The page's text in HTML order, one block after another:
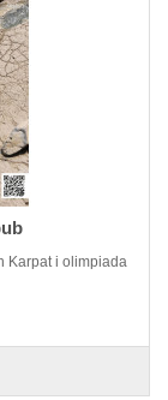
Karpat i olimpiada